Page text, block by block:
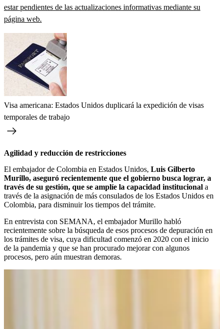
estar pendientes de las actualizaciones informativas mediante su
página web.
Visa americana: Estados Unidos duplicará la expedición de visas
temporales de trabajo
Agilidad y reducción de restricciones
El embajador de Colombia en Estados Unidos, Luis Gilberto
Murillo, aseguró recientemente que el gobierno busca lograr, a
través de su gestión, que se amplíe la capacidad institucional a
través de la asignación de más consulados de los Estados Unidos en
Colombia, para disminuir los tiempos del trámite.
En entrevista con SEMANA, el embajador Murillo habló
recientemente sobre la búsqueda de esos procesos de depuración en
los trámites de visa, cuya dificultad comenzó en 2020 con el inicio
de la pandemia y que se han procurado mejorar con algunos
procesos, pero aún muestran demoras.